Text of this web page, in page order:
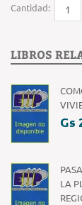
Cantidad:
LIBROS
Gs
LA